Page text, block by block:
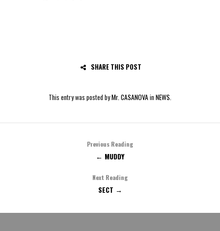
SHARE THIS POST
This entry was posted byMr. CASANOVAinNEWS
Previous Reading
← MUDDY
Next Reading
SECT →